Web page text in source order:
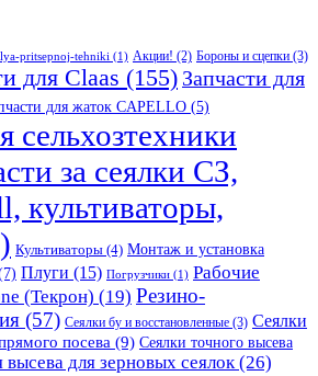
pritsepnoj-tehniki (1) Акции! (2) Бороны и сцепки (3)
для Claas (155) Запчасти для
для жаток CAPELLO (5)
сельхозтехники
за сеялки СЗ,
Культиваторы (4) Монтаж и установка
Плуги (15) Погрузчики (1) Рабочие
(Текрон) (19) Резино-
(57) Сеялки бу и восстановленные (3) Сеялки
посева (9) Сеялки точного высева
высева для зерновых сеялок (26)